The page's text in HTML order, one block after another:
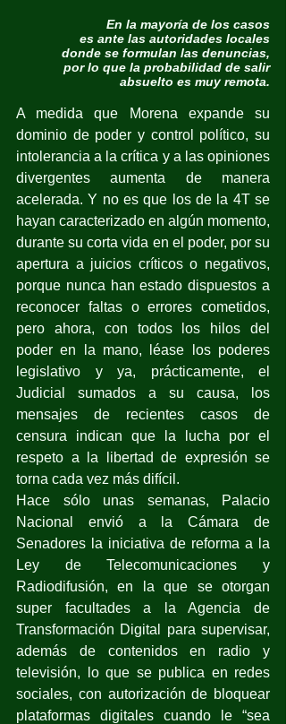
En la mayoría de los casos
es ante las autoridades locales
donde se formulan las denuncias,
por lo que la probabilidad de salir
absuelto es muy remota.
A medida que Morena expande su
dominio de poder y control político, su
intolerancia a la crítica y a las opiniones
divergentes aumenta de manera
acelerada. Y no es que los de la 4T se
hayan caracterizado en algún momento,
durante su corta vida en el poder, por su
apertura a juicios críticos o negativos,
porque nunca han estado dispuestos a
reconocer faltas o errores cometidos,
pero ahora, con todos los hilos del
poder en la mano, léase los poderes
legislativo y ya, prácticamente, el
Judicial sumados a su causa, los
mensajes de recientes casos de
censura indican que la lucha por el
respeto a la libertad de expresión se
torna cada vez más difícil.
Hace sólo unas semanas, Palacio
Nacional envió a la Cámara de
Senadores la iniciativa de reforma a la
Ley de Telecomunicaciones y
Radiodifusión, en la que se otorgan
super facultades a la Agencia de
Transformación Digital para supervisar,
además de contenidos en radio y
televisión, lo que se publica en redes
sociales, con autorización de bloquear
plataformas digitales cuando le “sea